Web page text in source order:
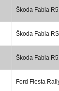
Škoda Fabia R5
Škoda Fabia
Škoda Fabia R5
Ford Fiesta